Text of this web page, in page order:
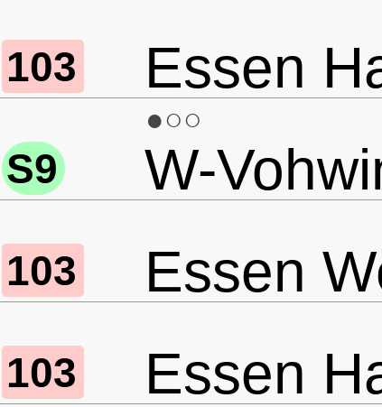
103 Essen
S9
●○○
W-
103 Essen
103 Essen